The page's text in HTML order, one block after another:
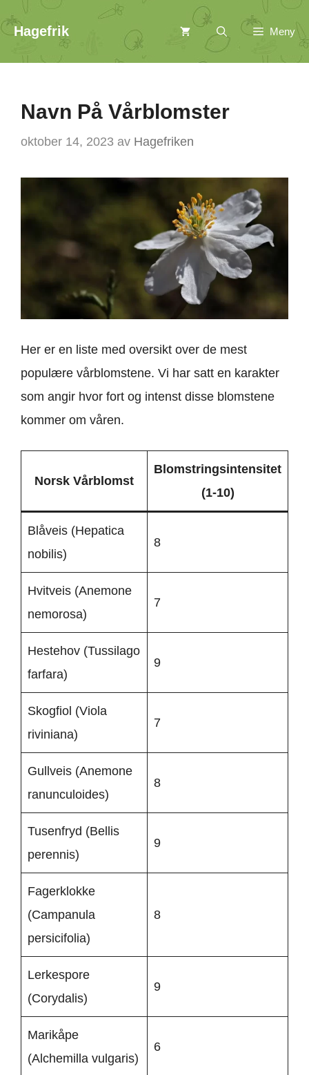
Hopp
til
innhold
Hagefrik Meny
Navn På Vårblomster
oktober 14, 2023 av Hagefriken
Her er en liste med oversikt over de mest
populære vårblomstene. Vi har satt en karakter
som angir hvor fort og intenst disse blomstene
kommer om våren.
Norsk Vårblomst
Blomstringsintensitet
(1-10)
Blåveis (Hepatica
nobilis)
8
Hvitveis (Anemone
nemorosa)
7
Hestehov (Tussilago
farfara)
9
Skogfiol (Viola
riviniana)
7
Gullveis (Anemone
ranunculoides)
8
Tusenfryd (Bellis
perennis)
9
Fagerklokke
(Campanula
persicifolia)
8
Lerkespore
(Corydalis)
9
Marikåpe
(Alchemilla vulgaris)
6